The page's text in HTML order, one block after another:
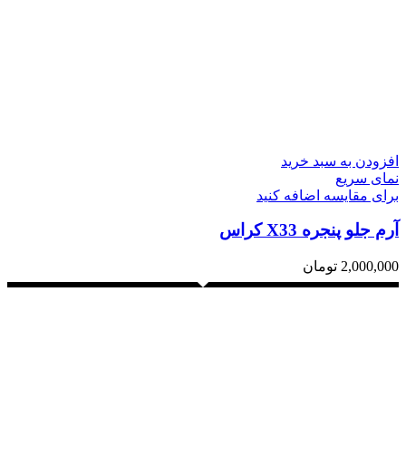
افزودن به سبد خرید
نمای سریع
برای مقایسه اضافه کنید
آرم جلو پنجره X33 کراس
2,000,000 تومان